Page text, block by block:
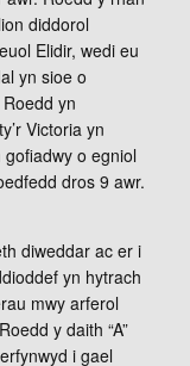
diddorol
Elidir, wedi eu
yn sioe o
yn
Victoria yn
o egniol
dros 9 awr.
diweddar ac er i
yn hytrach
mwy arferol
y daith “A”
i gael